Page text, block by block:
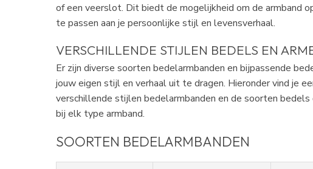
of een veerslot. Dit biedt de mogelijkheid om de armband
te passen aan je persoonlijke stijl en levensverhaal.
VERSCHILLENDE STIJLEN BEDELS EN
Er zijn diverse soorten bedelarmbanden en bijpassende
jouw eigen stijl en verhaal uit te dragen. Hieronder vind je
verschillende stijlen bedelarmbanden en de soorten bedels
bij elk type armband.
SOORTEN BEDELARMBANDEN